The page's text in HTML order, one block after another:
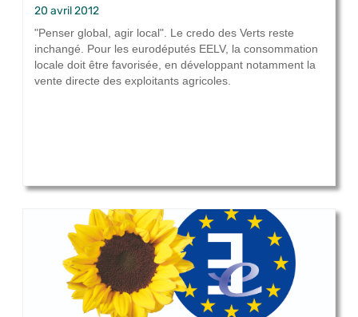
20 avril 2012
"Penser global, agir local". Le credo des Verts reste
inchangé. Pour les eurodéputés EELV, la consommation
locale doit être favorisée, en développant notamment la
vente directe des exploitants agricoles.